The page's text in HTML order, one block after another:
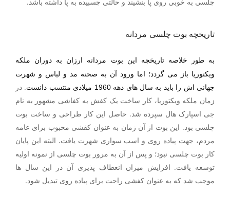
تاریخچه بوت چلسی مردانه
به طور خلاصه تاریخچه این بوت مردانه ارزان
به دوران ملکه
ویکتوریا باز می گردد؛ اما ورود آن به صحنه مد و لباس و شهرت
جهانی اش را باید به سال های دهه 1960 میلادی منتسب دانست
. در
زمان ملکه ویکتوریا، کار ساخت یک کفش به کفاشی مشهور به نام
جی اسپارک هال سپرده شد. حاصل این کار طراحی و ساخت بوت
چلسی بود. این بوت از آن زمان به عنوان کفشی محبوب برای عامه
مردم، جهت پیاده روی و اسب سواری شهرت یافت. البته این پایان
کار بوت چلسی نبود؛ و پس از آن به مرور بوت چلسی از نمونه اولیه
توسعه یافت. افزایش میزان انعطاف پذیری آن در این سال ها
موجب شد که به عنوان کفشی راحت برای پیاده روی تبدیل شود.